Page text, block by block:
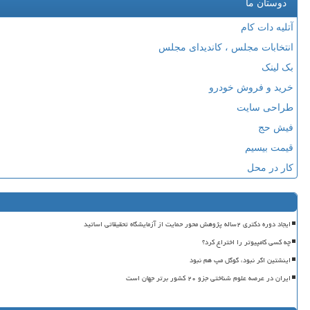
دوستان ما
آتلیه دات کام
انتخابات مجلس ، کاندیدای مجلس
بک لینک
خرید و فروش خودرو
طراحی سایت
فیش حج
قیمت بیسیم
کار در محل
ایجاد دوره دکتری ۲ساله پژوهش محور حمایت از آزمایشگاه تحقیقاتی اساتید
چه کسی کامپیوتر را اختراع کرد؟
اینشتین اگر نبود، گوگل مپ هم نبود
ایران در عرصه علوم شناختی جزو ۲۰ کشور برتر جهان است